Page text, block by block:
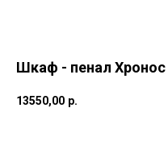
Шкаф - пенал
13550,00 р.